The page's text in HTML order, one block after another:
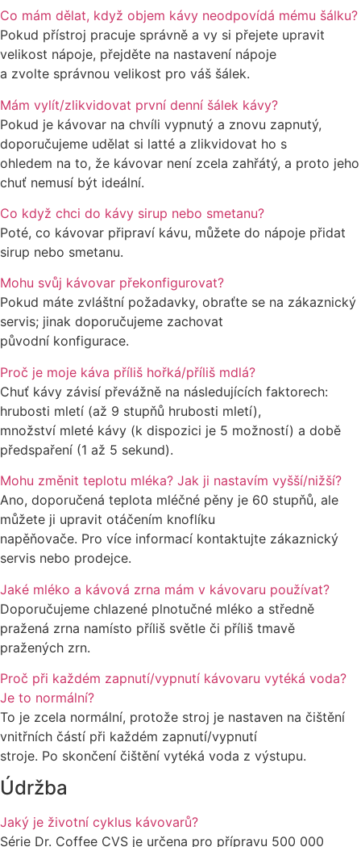
Co mám dělat, když objem kávy neodpovídá mému šálku?
Pokud přístroj pracuje správně a vy si přejete upravit
velikost nápoje, přejděte na nastavení nápoje
a zvolte správnou velikost pro váš šálek.
Mám vylít/zlikvidovat první denní šálek kávy?
Pokud je kávovar na chvíli vypnutý a znovu zapnutý,
doporučujeme udělat si latté a zlikvidovat ho s
ohledem na to, že kávovar není zcela zahřátý, a proto jeho
chuť nemusí být ideální.
Co když chci do kávy sirup nebo smetanu?
Poté, co kávovar připraví kávu, můžete do nápoje přidat
sirup nebo smetanu.
Mohu svůj kávovar překonfigurovat?
Pokud máte zvláštní požadavky, obraťte se na zákaznický
servis; jinak doporučujeme zachovat
původní konfigurace.
Proč je moje káva příliš hořká/příliš mdlá?
Chuť kávy závisí převážně na následujících faktorech:
hrubosti mletí (až 9 stupňů hrubosti mletí),
množství mleté kávy (k dispozici je 5 možností) a době
předspaření (1 až 5 sekund).
Mohu změnit teplotu mléka? Jak ji nastavím vyšší/nižší?
Ano, doporučená teplota mléčné pěny je 60 stupňů, ale
můžete ji upravit otáčením knoflíku
napěňovače. Pro více informací kontaktujte zákaznický
servis nebo prodejce.
Jaké mléko a kávová zrna mám v kávovaru používat?
Doporučujeme chlazené plnotučné mléko a středně
pražená zrna namísto příliš světle či příliš tmavě
pražených zrn.
Proč při každém zapnutí/vypnutí kávovaru vytéká voda?
Je to normální?
To je zcela normální, protože stroj je nastaven na čištění
vnitřních částí při každém zapnutí/vypnutí
stroje. Po skončení čištění vytéká voda z výstupu.
Údržba
Jaký je životní cyklus kávovarů?
Série Dr. Coffee CVS je určena pro přípravu 500 000